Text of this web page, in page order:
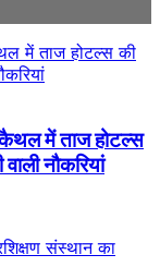
में ताज होटल्स
नौकरियां